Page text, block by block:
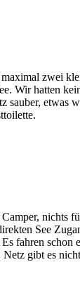
zwei
Wir hatten
sauber, etwas
nichts
See
fahren schon
Netz gibt es